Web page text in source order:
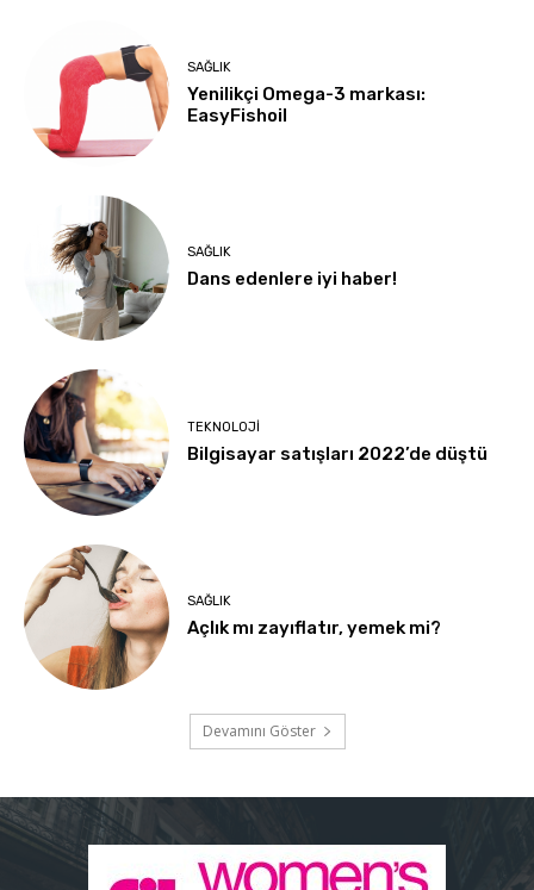
SAĞLIK
Yenilikçi Omega-3 markası:
EasyFishoil
SAĞLIK
Dans edenlere iyi haber!
TEKNOLOJI
Bilgisayar satışları 2022’de düştü
SAĞLIK
Açlık mı zayıflatır, yemek mi?
Devamını Göster